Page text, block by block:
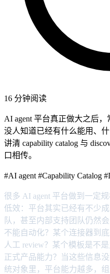
16 分钟阅读
AI agent 平台真正做大之后
没人知道已经有什么能用、
讲清 capability catalog 与
口相传。
#AI agent #Capability Catalog
很多 AI agent 平台做到一定
低效：平台其实已经有不少
队，甚至内部支持团队仍然
不能自动化？某个连接器到
人工 review？某个模板是不
正式产品能力？当这些信息
统对象里，平台能力越多，组